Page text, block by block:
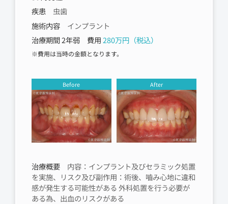
疾患 虫歯
施術内容 インプラント
治療期間 2年弱 費用280万円（税込）
※費用は当時の金額となります。
Before After
治療概要
内容：インプラント及びセラミック処置
を実施、リスク及び副作用：術後、嚙み心地に違和
感が発生する可能性がある 外科処置を行う必要が
ある為、出血のリスクがある